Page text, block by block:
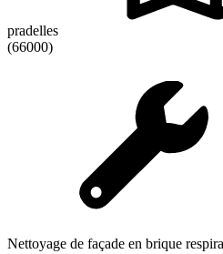
pradelles
(66000)
Nettoyage de façade en brique